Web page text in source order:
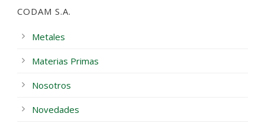
CODAM S.A.
Metales
Materias Primas
Nosotros
Novedades